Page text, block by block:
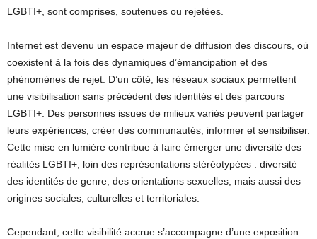
LGBTI+, sont comprises, soutenues ou rejetées.
Internet est devenu un espace majeur de diffusion des discours, où
coexistent à la fois des dynamiques d’émancipation et des
phénomènes de rejet. D’un côté, les réseaux sociaux permettent
une visibilisation sans précédent des identités et des parcours
LGBTI+. Des personnes issues de milieux variés peuvent partager
leurs expériences, créer des communautés, informer et sensibiliser.
Cette mise en lumière contribue à faire émerger une diversité des
réalités LGBTI+, loin des représentations stéréotypées : diversité
des identités de genre, des orientations sexuelles, mais aussi des
origines sociales, culturelles et territoriales.
Cependant, cette visibilité accrue s’accompagne d’une exposition